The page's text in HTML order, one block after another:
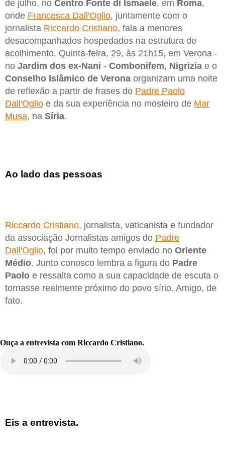
de julho, no Centro Fonte di Ismaele, em Roma,
onde Francesca Dall'Oglio, juntamente com o
jornalista Riccardo Cristiano, fala a menores
desacompanhados hospedados na estrutura de
acolhimento. Quinta-feira, 29, às 21h15, em Verona -
no Jardim dos ex-Nani - Combonifem, Nigrizia e o
Conselho Islâmico de Verona organizam uma noite
de reflexão a partir de frases do Padre Paolo
Dall'Oglio e da sua experiência no mosteiro de Mar
Musa, na Síria.
Ao lado das pessoas
Riccardo Cristiano, jornalista, vaticanista e fundador
da associação Jornalistas amigos do Padre
Dall'Oglio, foi por muito tempo enviado no Oriente
Médio. Junto conosco lembra a figura do Padre
Paolo e ressalta como a sua capacidade de escuta o
tornasse realmente próximo do povo sírio. Amigo, de
fato.
Ouça a entrevista com Riccardo Cristiano.
Eis a entrevista.